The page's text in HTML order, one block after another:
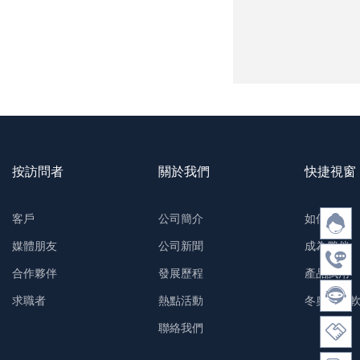
按訪問者
客戶
媒體朋友
合作夥伴
求職者
關於我們
公司簡介
公司新聞
發展歷程
熱點活動
聯絡我們
快捷視窗
如何購買
成為夥伴
產品試用
冬奧防護